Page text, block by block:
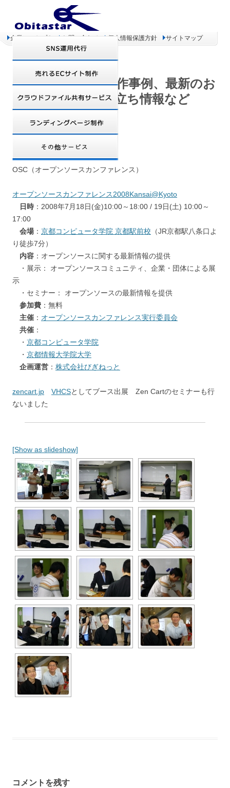
企業コンセプト お問い合わせ 個人情報保護方針 サイトマップ
オビタスター 制作事例、最新のお
得情報、お役立ち情報など
osc2008kyoto
OSC（オープンソースカンファレンス）
オープンソースカンファレンス2008Kansai@Kyoto
日時 ：2008年7月18日(金)10:00～18:00 / 19日(土) 10:00～
17:00
会場 ： 京都コンピュータ学院 京都駅前校 （JR京都駅八条口よ
り徒歩7分）
内容 ：オープンソースに関する最新情報の提供
・展示： オープンソースコミュニティ、企業・団体による展
示
・セミナー： オープンソースの最新情報を提供
参加費 ：無料
主催 ： オープンソースカンファレンス実行委員会
共催 ：
・ 京都コンピュータ学院
・ 京都情報大学院大学
企画運営 ： 株式会社びぎねっと
zencart.jp VHCSとしてブース出展 Zen Cartのセミナーも行
ないました
[Show as slideshow]
コメントを残す